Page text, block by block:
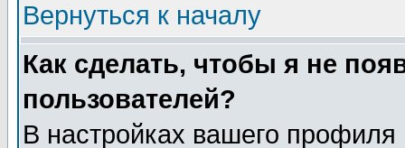
Вернуться к началу
Как сделать, чтобы я не
пользователей?
В настройках вашего